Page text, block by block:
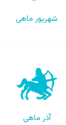
شهریور ماهی
آذر ماهی